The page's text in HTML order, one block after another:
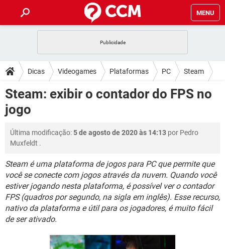
MENU
CELULAR FACEBOOK
OUTLOOK EXCEL
INSTAGRAM
DICAS
JOGOS
CELULAR FACEBOOK
OUTLOOK
INSTAGRAM GMAIL
DOWNLOADS
JOGOS
OUTLOOK
INSTAGRAM
GUIA DE COMPRAS
FÓRUM
JOGOS WHATSAPP
OUTLOOK EXCEL
INSTAGRAM GMAIL
GUIA DE COMPRAS
GLOSSÁRIO
JOGOS WHATSAPP
CELULAR FACEBOOK
OUTLOOK EXCEL
INSTAGRAM GMAIL
Dicas Videogames Plataformas PC Steam
Steam: exibir o contador do FPS no
jogo
Última modificação:5 de agosto de 2020 às 14:13 por Pedro
Muxfeldt .
Steam é uma plataforma de jogos para PC que permite que
você se conecte com jogos através da nuvem. Quando você
estiver jogando nesta plataforma, é possível ver o contador
FPS (quadros por segundo, na sigla em inglês). Esse recurso,
nativo da plataforma e útil para os jogadores, é muito fácil
de ser ativado.